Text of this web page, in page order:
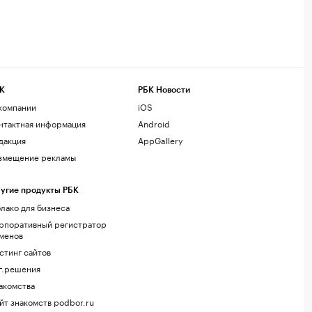
информация
рекламы
продукты РБК
для бизнеса
регистратор
сайтов
знакомств podbor.ru
РБК Новости
iOS
Android
AppGallery